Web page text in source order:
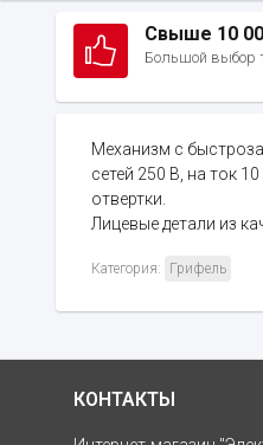
Свыше 10
Большой выбор
Механизм с
сетей 250 В, на ток
отвертки.
Лицевые детали из
Категория: Грифель
КОНТАКТЫ